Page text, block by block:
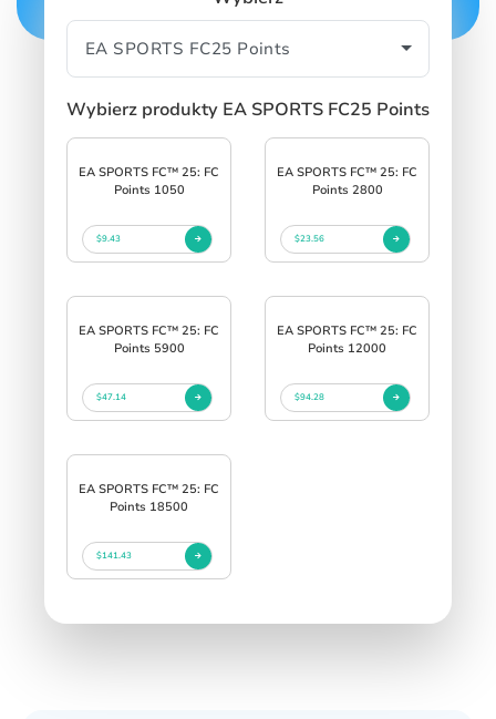
SIGN INSIGN UP
Wybierz produkty EA SPORTS FC25 Points
EA SPORTS FC™ 25: FC
Points 1050
$9.43
EA SPORTS FC™ 25: FC
Points 2800
$23.56
EA SPORTS FC™ 25: FC
Points 5900
$47.14
EA SPORTS FC™ 25: FC
Points 12000
$94.28
EA SPORTS FC™ 25: FC
Points 18500
$141.43